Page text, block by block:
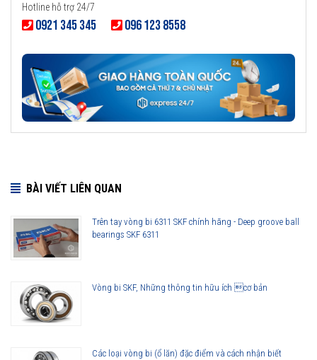
Hotline hỗ trợ 24/7
0921 345 345 096 123 8558
BÀI VIẾT LIÊN QUAN
Trên tay vòng bi 6311 SKF chính hãng - Deep groove ball
bearings SKF 6311
Vòng bi SKF, Những thông tin hữu ích cơ bản
Các loại vòng bi (ổ lăn) đặc điểm và cách nhận biết